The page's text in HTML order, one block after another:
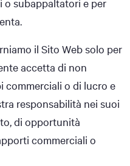
o subappaltatori e per
il Sito Web solo per
accetta di non
commerciali o di lucro e
responsabilità nei suoi
di opportunità
commerciali o